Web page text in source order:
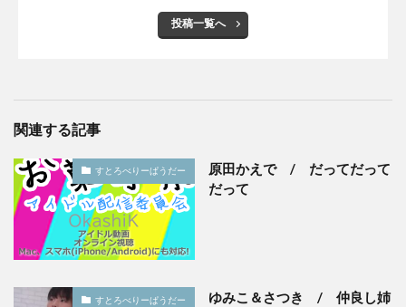
投稿一覧へ
関連する記事
すとろべりーぱうだー
原田かえで / だってだって
だって
すとろべりーぱうだー
ゆみこ＆さつき / 仲良し姉